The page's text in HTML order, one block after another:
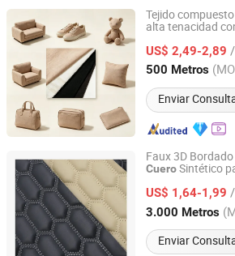
Tejido compuesto
alta tenacidad
US$ 2,49-2,89
500 Metros
Enviar
Zhejiang Minfeng Chemistry Co., Ltd
Zhejiang, China Desde
Faux 3D Bordado
CueroSintético
US$ 1,64-1,99
3.000 Metros
Enviar
Ningbo Bridge Synthetic Leather Co.,
Zhejiang, China Desde